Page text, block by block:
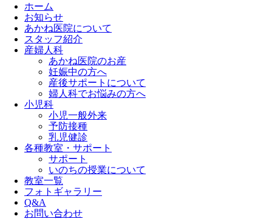
ホーム
お知らせ
あかね医院について
スタッフ紹介
産婦人科
あかね医院のお産
妊娠中の方へ
産後サポートについて
婦人科でお悩みの方へ
小児科
小児一般外来
予防接種
乳児健診
各種教室・サポート
サポート
いのちの授業について
教室一覧
フォトギャラリー
Q&A
お問い合わせ